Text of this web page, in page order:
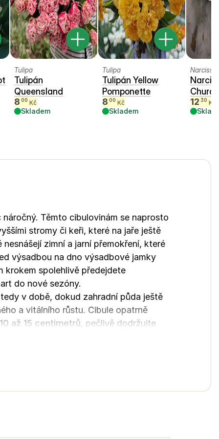
Tulipa
Tulipán
Queensland
8 00 Kč
Skladem
Tulipa
Tulipán Yellow
Pomponette
8 00 Kč
Skladem
Narcis
12 30 Kč
Těmto cibulovinám se naprosto
stromy či keři, které na jaře ještě
zimní a jarní přemokření, které
výsadbou na dno výsadbové jamky
krokem spolehlivě předejdete
do nové sezóny.
v době, dokud zahradní půda ještě
a vitálního růstu. Cibule opatrně
10 až 15 centimetrů, pečlivě dodržujte
kterým je naprosto ideální k jarnímu